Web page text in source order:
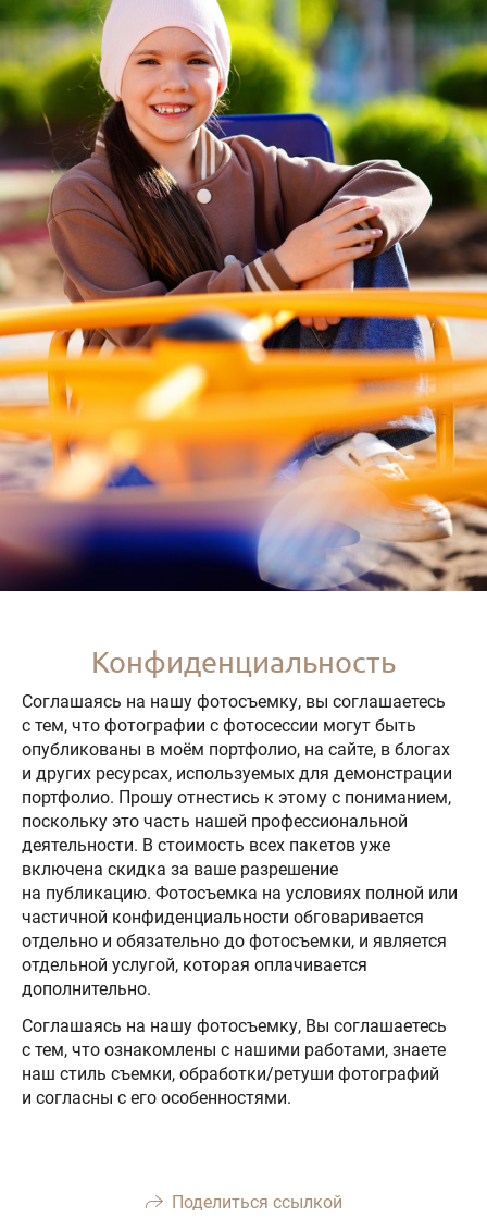
Конфиденциальность
Соглашаясь на нашу фотосъемку, вы соглашаетесь
с тем, что фотографии с фотосессии могут быть
опубликованы в моём портфолио, на сайте, в блогах
и других ресурсах, используемых для демонстрации
портфолио. Прошу отнестись к этому с пониманием,
поскольку это часть нашей профессиональной
деятельности. В стоимость всех пакетов уже
включена скидка за ваше разрешение
на публикацию. Фотосъемка на условиях полной или
частичной конфиденциальности обговаривается
отдельно и обязательно до фотосъемки, и является
отдельной услугой, которая оплачивается
дополнительно.
Соглашаясь на нашу фотосъемку, Вы соглашаетесь
с тем, что ознакомлены с нашими работами, знаете
наш стиль съемки, обработки/ретуши фотографий
и согласны с его особенностями.
Поделиться ссылкой